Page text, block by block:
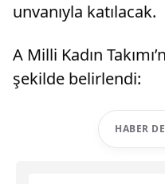
unvanıyla katılacak.
A Milli Kadın
şekilde belirlendi:
HABER